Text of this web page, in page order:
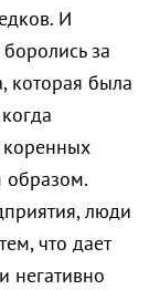
И
за
которая была
коренных
образом.
люди
что дает
негативно